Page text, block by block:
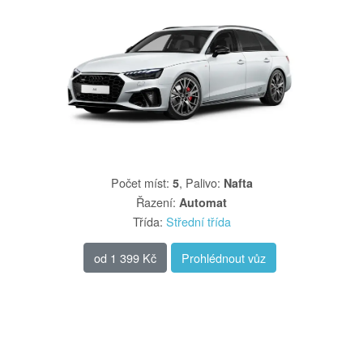
Počet míst: 5, Palivo: Nafta
Řazení: Automat
Třída: Střední třída
od 1 399 Kč Prohlédnout vůz